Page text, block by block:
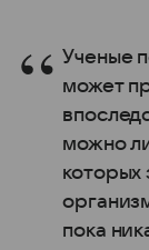
Ученые
может
можно
которых
пока